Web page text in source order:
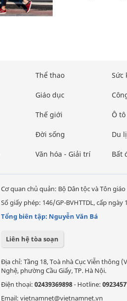
Thể thao
Giáo dục
Thế giới
Đời sống
Văn hóa - Giải trí
Sức
Ô
Du
Bất
Cơ quan chủ quản: Bộ Dân tộc và Tôn giáo
Số giấy phép: 146/GP-BVHTTDL, cấp ngày
Tổng biên tập: Nguyễn Văn Bá
Liên hệ tòa soạn
Địa chỉ: Tầng 18, Toà nhà Cục Viễn thông
Nghệ, phường Cầu Giấy, TP. Hà Nội.
Điện thoại: 02439369898- Hotline:
Email: vietnamnet@vietnamnet.vn